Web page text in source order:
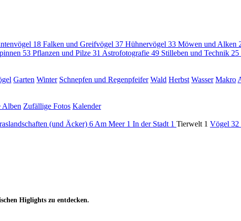
18 Falken und Greifvögel 37 Hühnervögel 33 Möwen und Alken
53 Pflanzen und Pilze 31 Astrofotografie 49 Stilleben und Technik 25
Garten Winter Schnepfen und Regenpfeifer Wald Herbst Wasser Makro
Alben Zufällige Fotos Kalender
(und Äcker) 6 Am Meer 1 In der Stadt 1 Tierwelt 1 Vögel 32
Higlights zu entdecken.